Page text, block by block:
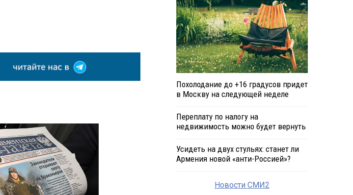
Похолодание до +16 градусов придет
в Москву на следующей неделе
Переплату по налогу на
недвижимость можно будет вернуть
Усидеть на двух стульях: станет ли
Армения новой «анти-Россией»?
Новости СМИ2